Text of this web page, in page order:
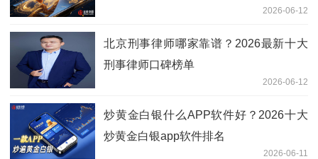
2026-06-12
北京刑事律师哪家靠谱？2026最新十大
刑事律师口碑榜单
2026-06-12
炒黄金白银什么APP软件好？2026十大
炒黄金白银app软件排名
2026-06-11